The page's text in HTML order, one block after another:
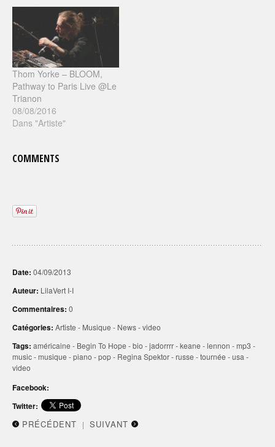
Thom Yorke – BLOOM,
Pathway to Paris Live @Le
Trianon
08/08/2016
Dans "Artiste"
COMMENTS
Date: 04/09/2013
Auteur: LilaVert I-I
Commentaires: 0
Catégories: Artiste - Musique - News-video
Tags: américaine - Begin To Hope -bio -jadorrrr-keane -lennon -mp3 -
music-musique -piano -pop- Regina Spektor-russe -tournée -usa -
video
Facebook:
Twitter:
PRÉCÉDENT | SUIVANT